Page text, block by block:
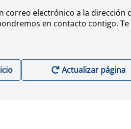
correo electrónico a la dirección
en contacto contigo. Te
Actualizar página